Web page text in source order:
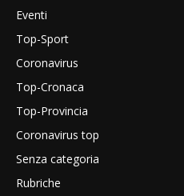
Eventi
Top-Sport
Coronavirus
Top-Cronaca
Top-Provincia
Coronavirus top
Senza categoria
Rubriche